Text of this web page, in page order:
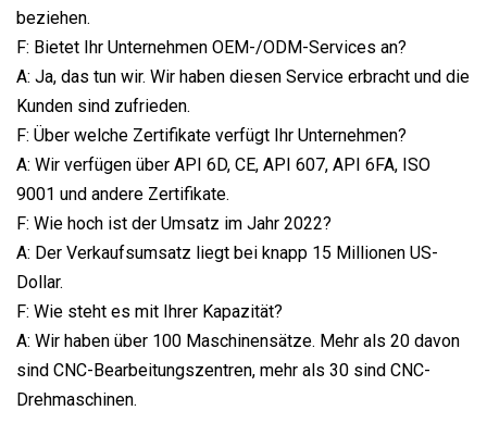
beziehen.
F: Bietet Ihr Unternehmen OEM-/ODM-Services an?
A: Ja, das tun wir. Wir haben diesen Service erbracht und die
Kunden sind zufrieden.
F: Über welche Zertifikate verfügt Ihr Unternehmen?
A: Wir verfügen über API 6D, CE, API 607, API 6FA, ISO
9001 und andere Zertifikate.
F: Wie hoch ist der Umsatz im Jahr 2022?
A: Der Verkaufsumsatz liegt bei knapp 15 Millionen US-
Dollar.
F: Wie steht es mit Ihrer Kapazität?
A: Wir haben über 100 Maschinensätze. Mehr als 20 davon
sind CNC-Bearbeitungszentren, mehr als 30 sind CNC-
Drehmaschinen.